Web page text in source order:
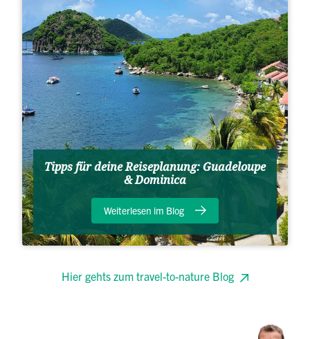
Tipps für deine Reiseplanung: Guadeloupe
& Dominica
Weiterlesen im Blog
Hier gehts zum travel-to-nature Blog